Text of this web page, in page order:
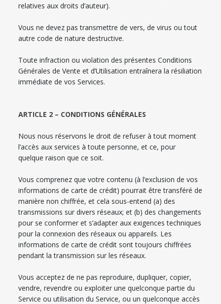
relatives aux droits d’auteur).
Vous ne devez pas transmettre de vers, de virus ou tout
autre code de nature destructive.
Toute infraction ou violation des présentes Conditions
Générales de Vente et d’Utilisation entraînera la résiliation
immédiate de vos Services.
ARTICLE 2 – CONDITIONS GÉNÉRALES
Nous nous réservons le droit de refuser à tout moment
l’accès aux services à toute personne, et ce, pour
quelque raison que ce soit.
Vous comprenez que votre contenu (à l’exclusion de vos
informations de carte de crédit) pourrait être transféré de
manière non chiffrée, et cela sous-entend (a) des
transmissions sur divers réseaux; et (b) des changements
pour se conformer et s’adapter aux exigences techniques
pour la connexion des réseaux ou appareils. Les
informations de carte de crédit sont toujours chiffrées
pendant la transmission sur les réseaux.
Vous acceptez de ne pas reproduire, dupliquer, copier,
vendre, revendre ou exploiter une quelconque partie du
Service ou utilisation du Service, ou un quelconque accès